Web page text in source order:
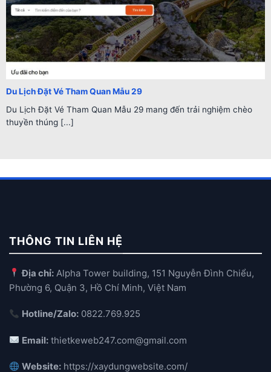
Du Lịch Đặt Vé Tham Quan Mẫu 29
Du Lịch Đặt Vé Tham Quan Mẫu 29 mang đến trải nghiệm chèo
thuyền thúng [...]
THÔNG TIN LIÊN HỆ
Địa chỉ: Alpha Tower building, 151 Nguyễn Đình Chiểu,
Phường 6, Quận 3, Hồ Chí Minh, Việt Nam
Hotline/Zalo: 0822.769.925
Email: thietkeweb247.com@gmail.com
Website: https://xaydungwebsite.com/